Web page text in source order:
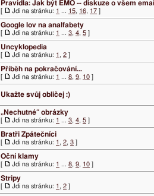
Pravidla: Jak být EMO -- diskuze o všem
[ Jdi na stránku: 1 ... 15, 16, 17 ]
Google lov na analfabety
[ Jdi na stránku: 1 ... 3, 4, 5 ]
Uncyklopedia
[ Jdi na stránku: 1 , 2 ]
Příběh na pokračování...
[ Jdi na stránku: 1 ... 8, 9, 10 ]
Ukažte svůj obličej :)
„Nechutné“ obrázky
[ Jdi na stránku: 1 ... 3, 4, 5 ]
Bratři Zpátečníci
[ Jdi na stránku: 1 , 2, 3 ]
Oční klamy
[ Jdi na stránku: 1 ... 8, 9, 10 ]
Stripy
[ Jdi na stránku: 1 , 2 ]